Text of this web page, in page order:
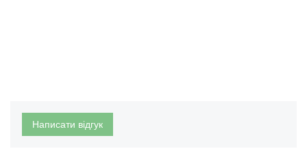
Написати відгук